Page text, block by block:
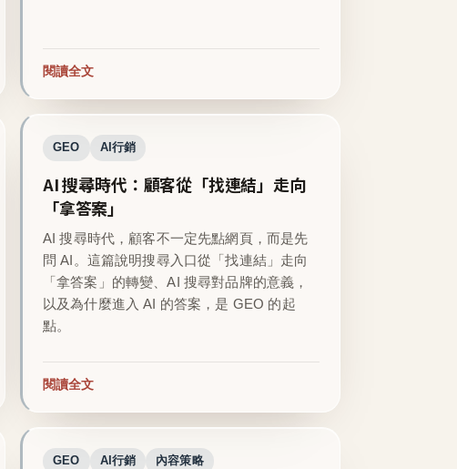
閱讀全文
GEO AI行銷
AI 搜尋時代：顧客從「找連結」走向
「拿答案」
AI 搜尋時代，顧客不一定先點網頁，而是先
問 AI。這篇說明搜尋入口從「找連結」走向
「拿答案」的轉變、AI 搜尋對品牌的意義，
以及為什麼進入 AI 的答案，是 GEO 的起
點。
閱讀全文
GEO AI行銷 內容策略